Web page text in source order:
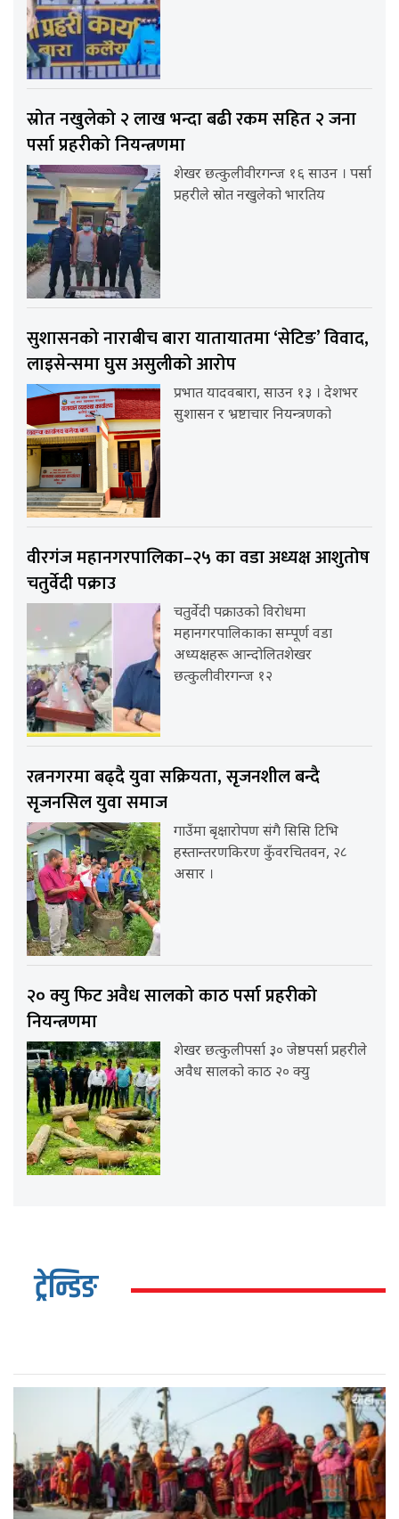
स्रोत नखुलेको २ लाख भन्दा बढी रकम सहित २ जना
पर्सा प्रहरीको नियन्त्रणमा
शेखर छत्कुलीवीरगन्ज १६ साउन । पर्सा
प्रहरीले स्रोत नखुलेको भारतिय
सुशासनको नाराबीच बारा यातायातमा ‘सेटिङ’ विवाद,
लाइसेन्समा घुस असुलीको आरोप
प्रभात यादवबारा, साउन १३ । देशभर
सुशासन र भ्रष्टाचार नियन्त्रणको
वीरगंज महानगरपालिका–२५ का वडा अध्यक्ष आशुतोष
चतुर्वेदी पक्राउ
चतुर्वेदी पक्राउको विरोधमा
महानगरपालिकाका सम्पूर्ण वडा
अध्यक्षहरू आन्दोलितशेखर
छत्कुलीवीरगन्ज १२
रत्ननगरमा बढ्दै युवा सक्रियता, सृजनशील बन्दै
सृजनसिल युवा समाज
गाउँमा बृक्षारोपण संगै सिसि टिभि
हस्तान्तरणकिरण कुँवरचितवन, २८
असार ।
२० क्यु फिट अवैध सालको काठ पर्सा प्रहरीको
नियन्त्रणमा
शेखर छत्कुलीपर्सा ३० जेष्ठपर्सा प्रहरीले
अवैध सालको काठ २० क्यु
ट्रेन्डिङ